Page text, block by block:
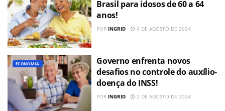
Brasil para idosos de 60 a 64
anos!
POR INGRID 4 DE AGOSTO DE 2024
ECONOMIA
Governo enfrenta novos
desafios no controle do auxílio-
doença do INSS!
POR INGRID 2 DE AGOSTO DE 2024